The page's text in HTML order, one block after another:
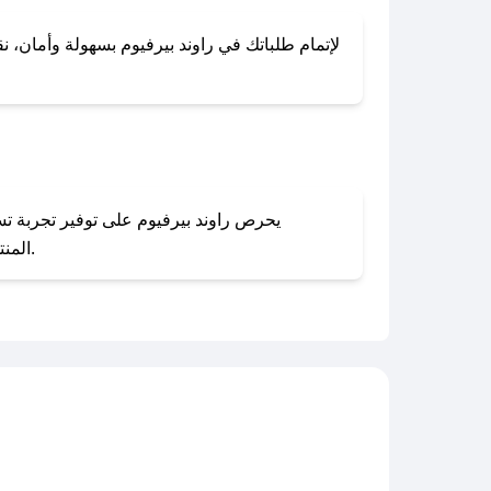
لإتمام طلباتك في راوند بيرفيوم بسهولة وأمان،
المنتجات بحالتها الأصلية وغير مستخدمة. يمكنك تقديم طلب الإرجاع بسهولة عبر موقعنا الإلكتروني أو من خلال خدمة العملاء.